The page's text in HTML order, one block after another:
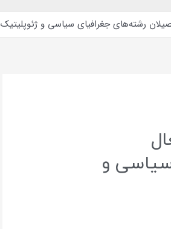
رشته‌های جغرافیای سیاسی و ژئوپلیتیک
سیاسی و